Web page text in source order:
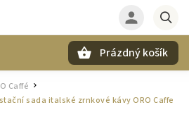
Prázdný košík
Caffé /
sada italské zrnkové kávy ORO Caffe